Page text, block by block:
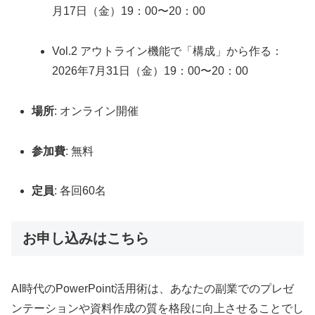
月17日（金）19：00〜20：00
Vol.2 アウトライン機能で「構成」から作る：
2026年7月31日（金）19：00〜20：00
場所: オンライン開催
参加費: 無料
定員: 各回60名
お申し込みはこちら
AI時代のPowerPoint活用術は、あなたの副業でのプレゼ
ンテーションや資料作成の質を格段に向上させることでし